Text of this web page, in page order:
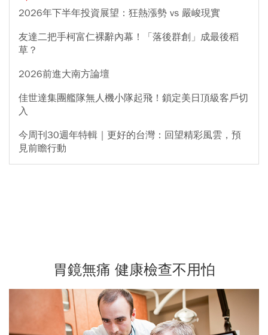
2026年下半年投資展望：狂熱漲勢 vs 嚴峻現實
友達二把手柯富仁裸辭內幕！「落後群創」成最後稻
草？
2026前進大南方論壇
佳世達集團艦隊無人機小隊起飛！鎖定美日頂級客戶切
入
今周刊30週年特輯｜更好的台灣：回望精彩風雲，預
見前瞻行動
胃鏡無痛 健康檢查不用怕